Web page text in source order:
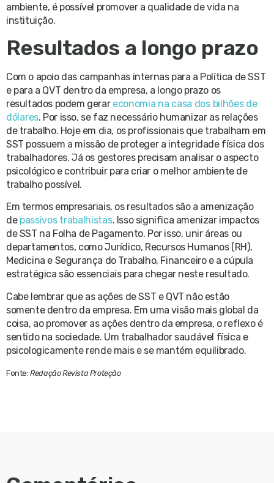
ambiente, é possível promover a qualidade de vida na
instituição.
Resultados a longo prazo
Com o apoio das campanhas internas para a Política de SST
e para a QVT dentro da empresa, a longo prazo os
resultados podem gerar economia na casa dos bilhões de
dólares. Por isso, se faz necessário humanizar as relações
de trabalho. Hoje em dia, os profissionais que trabalham em
SST possuem a missão de proteger a integridade física dos
trabalhadores. Já os gestores precisam analisar o aspecto
psicológico e contribuir para criar o melhor ambiente de
trabalho possível.
Em termos empresariais, os resultados são a amenização
de passivos trabalhistas. Isso significa amenizar impactos
de SST na Folha de Pagamento. Por isso, unir áreas ou
departamentos, como Jurídico, Recursos Humanos (RH),
Medicina e Segurança do Trabalho, Financeiro e a cúpula
estratégica são essenciais para chegar neste resultado.
Cabe lembrar que as ações de SST e QVT não estão
somente dentro da empresa. Em uma visão mais global da
coisa, ao promover as ações dentro da empresa, o reflexo é
sentido na sociedade. Um trabalhador saudável física e
psicologicamente rende mais e se mantém equilibrado.
Fonte:Redação Revista Proteção